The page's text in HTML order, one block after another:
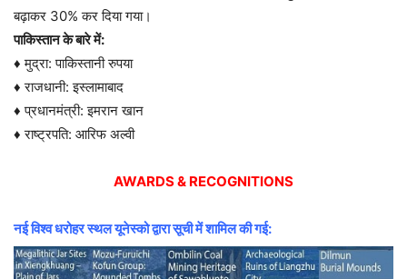
बढ़ाकर 30% कर दिया गया।
पाकिस्तान के बारे में:
♦ मुद्रा: पाकिस्तानी रुपया
♦ राजधानी: इस्लामाबाद
♦ प्रधानमंत्री: इमरान खान
♦ राष्ट्रपति: आरिफ अल्वी
AWARDS & RECOGNITIONS
नई विश्व धरोहर स्थल यूनेस्को द्वारा सूची में शामिल की गई: